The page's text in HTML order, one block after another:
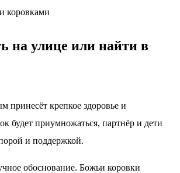
на улице или найти в
принесёт крепкое здоровье и
будет приумножаться, партнёр и дети
и поддержкой.
обоснование. Божьи коровки